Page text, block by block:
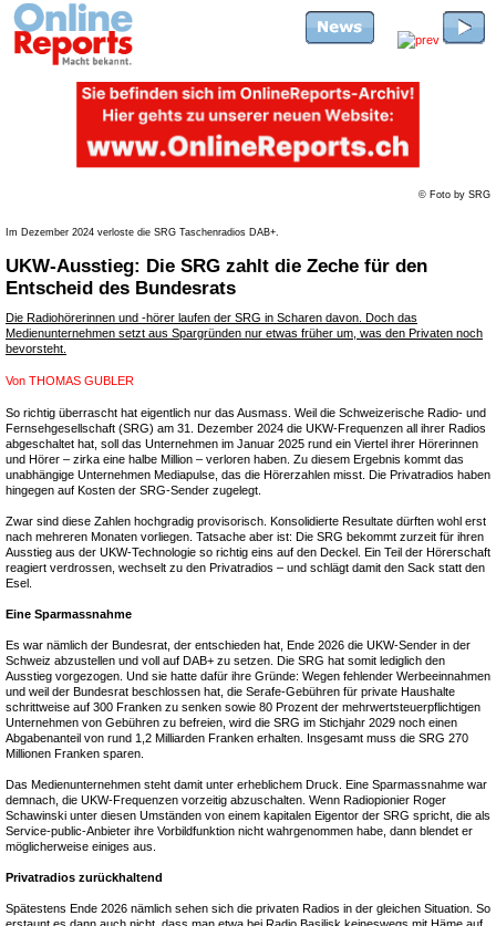
© Foto by SRG
Im Dezember 2024 verloste die SRG Taschenradios DAB+.
UKW-Ausstieg: Die SRG zahlt die Zeche für den
Entscheid des Bundesrats
Die Radiohörerinnen und -hörer laufen der SRG in Scharen davon. Doch das
Medienunternehmen setzt aus Spargründen nur etwas früher um, was den Privaten noch
bevorsteht.
Von THOMAS GUBLER
So richtig überrascht hat eigentlich nur das Ausmass. Weil die Schweizerische Radio- und
Fernsehgesellschaft (SRG) am 31. Dezember 2024 die UKW-Frequenzen all ihrer Radios
abgeschaltet hat, soll das Unternehmen im Januar 2025 rund ein Viertel ihrer Hörerinnen
und Hörer – zirka eine halbe Million – verloren haben. Zu diesem Ergebnis kommt das
unabhängige Unternehmen Mediapulse, das die Hörerzahlen misst. Die Privatradios haben
hingegen auf Kosten der SRG-Sender zugelegt.
Zwar sind diese Zahlen hochgradig provisorisch. Konsolidierte Resultate dürften wohl erst
nach mehreren Monaten vorliegen. Tatsache aber ist: Die SRG bekommt zurzeit für ihren
Ausstieg aus der UKW-Technologie so richtig eins auf den Deckel. Ein Teil der Hörerschaft
reagiert verdrossen, wechselt zu den Privatradios – und schlägt damit den Sack statt den
Esel.
Eine Sparmassnahme
Es war nämlich der Bundesrat, der entschieden hat, Ende 2026 die UKW-Sender in der
Schweiz abzustellen und voll auf DAB+ zu setzen. Die SRG hat somit lediglich den
Ausstieg vorgezogen. Und sie hatte dafür ihre Gründe: Wegen fehlender Werbeeinnahmen
und weil der Bundesrat beschlossen hat, die Serafe-Gebühren für private Haushalte
schrittweise auf 300 Franken zu senken sowie 80 Prozent der mehrwertsteuerpflichtigen
Unternehmen von Gebühren zu befreien, wird die SRG im Stichjahr 2029 noch einen
Abgabenanteil von rund 1,2 Milliarden Franken erhalten. Insgesamt muss die SRG 270
Millionen Franken sparen.
Das Medienunternehmen steht damit unter erheblichem Druck. Eine Sparmassnahme war
demnach, die UKW-Frequenzen vorzeitig abzuschalten. Wenn Radiopionier Roger
Schawinski unter diesen Umständen von einem kapitalen Eigentor der SRG spricht, die als
Service-public-Anbieter ihre Vorbildfunktion nicht wahrgenommen habe, dann blendet er
möglicherweise einiges aus.
Privatradios zurückhaltend
Spätestens Ende 2026 nämlich sehen sich die privaten Radios in der gleichen Situation. So